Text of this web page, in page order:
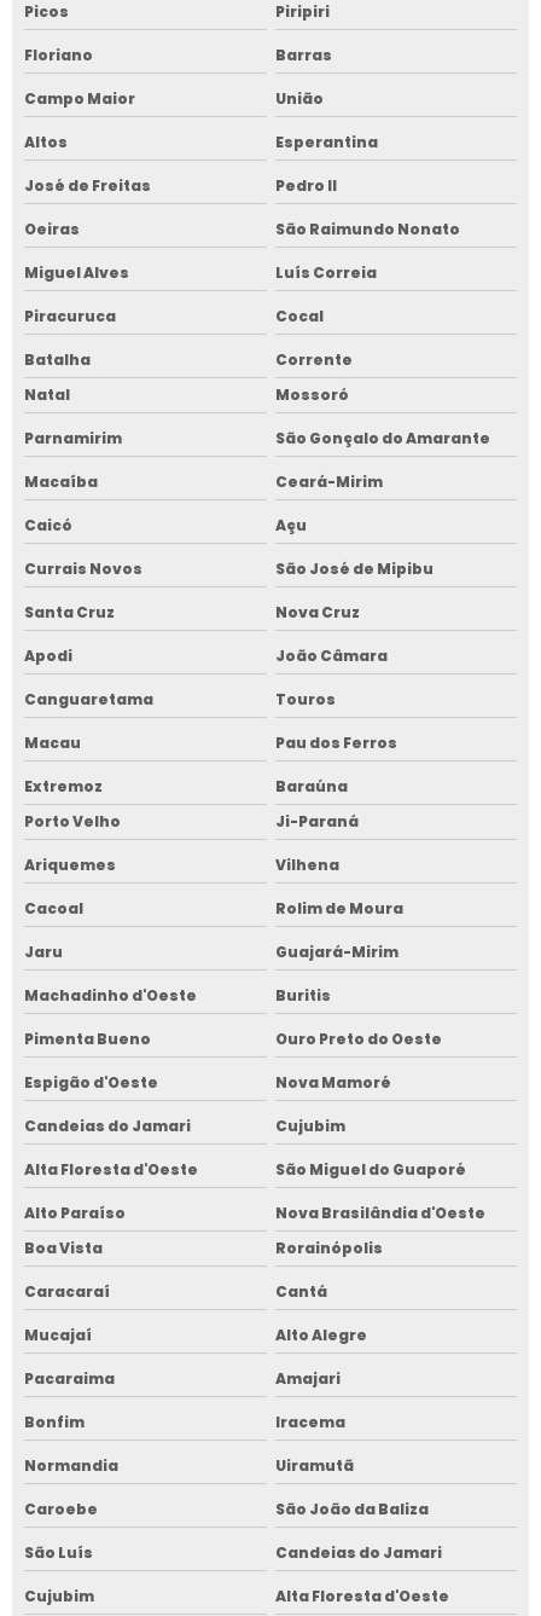
Picos Piripiri
Floriano Barras
Campo Maior União
Altos Esperantina
José de Freitas Pedro II
Oeiras São Raimundo Nonato
Miguel Alves Luís Correia
Piracuruca Cocal
Batalha
Corrente
Natal
Mossoró
Parnamirim São Gonçalo do Amarante
Macaíba Ceará-Mirim
Caicó Açu
Currais Novos São José de Mipibu
Santa Cruz Nova Cruz
Apodi João Câmara
Canguaretama Touros
Macau Pau dos Ferros
Extremoz
Baraúna
Porto Velho
Ji-Paraná
Ariquemes Vilhena
Cacoal Rolim de Moura
Jaru Guajará-Mirim
Machadinho d'Oeste Buritis
Pimenta Bueno Ouro Preto do Oeste
Espigão d'Oeste Nova Mamoré
Candeias do Jamari Cujubim
Alta Floresta d'Oeste São Miguel do Guaporé
Alto Paraíso
Nova Brasilândia d'Oeste
Boa Vista
Rorainópolis
Caracaraí Cantá
Mucajaí Alto Alegre
Pacaraima Amajari
Bonfim Iracema
Normandia Uiramutã
Caroebe São João da Baliza
São Luís Candeias do Jamari
Cujubim Alta Floresta d'Oeste